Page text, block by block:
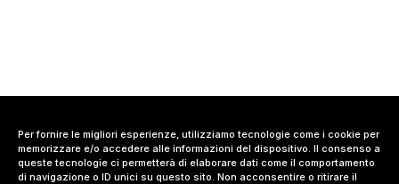
Per fornire le migliori esperienze, utilizziamo tecnologie come i cookie per
memorizzare e/o accedere alle informazioni del dispositivo. Il consenso a
queste tecnologie ci permetterà di elaborare dati come il comportamento
di navigazione o ID unici su questo sito. Non acconsentire o ritirare il